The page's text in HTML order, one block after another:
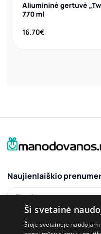
Aliumininė gertuvė
770 ml
16.70€
Naujienlaiškio
El.paštas
Ši svetainė
Šioje svetainėje